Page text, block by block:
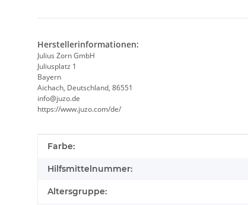
Herstellerinformationen:
Julius Zorn GmbH
Juliusplatz 1
Bayern
Aichach, Deutschland, 86551
info@juzo.de
https://www.juzo.com/de/
Produkteigenschaft
Wert
Farbe:
Hilfsmittelnummer:
Altersgruppe: